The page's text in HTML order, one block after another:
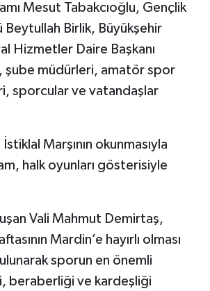
Mesut Tabakcıoğlu, Gençlik
Birlik, Büyükşehir
Hizmetler Daire Başkanı
şube müdürleri, amatör spor
sporcular ve vatandaşlar
Marşının okunmasıyla
halk oyunları gösterisiyle
Vali Mahmut Demirtaş,
Mardin’e hayırlı olması
sporun en önemli
beraberliği ve kardeşliği